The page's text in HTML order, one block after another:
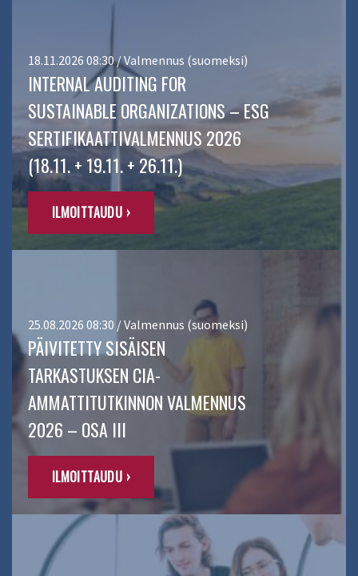
18.11.2026 08:30 / Valmennus (suomeksi)
INTERNAL AUDITING FOR
SUSTAINABLE ORGANIZATIONS – ESG
SERTIFIKAATTIVALMENNUS 2026
(18.11. + 19.11. + 26.11.)
ILMOITTAUDU ›
25.08.2026 08:30 / Valmennus (suomeksi)
PÄIVITETTY SISÄISEN
TARKASTUKSEN CIA-
AMMATTITUTKINNON VALMENNUS
2026 – OSA III
ILMOITTAUDU ›